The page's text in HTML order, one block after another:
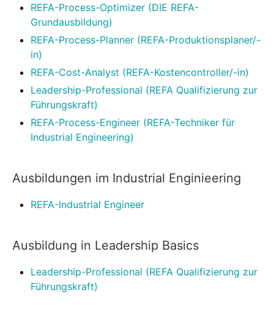
REFA-Process-Optimizer (DIE REFA-
Grundausbildung)
REFA-Process-Planner (REFA-Produktionsplaner/-
in)
REFA-Cost-Analyst (REFA-Kostencontroller/-in)
Leadership-Professional (REFA Qualifizierung zur
Führungskraft)
REFA-Process-Engineer (REFA-Techniker für
Industrial Engineering)
Ausbildungen im Industrial Enginieering
REFA-Industrial Engineer
Ausbildung in Leadership Basics
Leadership-Professional (REFA Qualifizierung zur
Führungskraft)